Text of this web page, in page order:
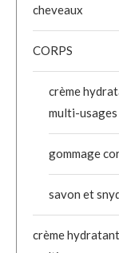
cheveaux
CORPS
crème
multi-usages
gommage
savon et
crème